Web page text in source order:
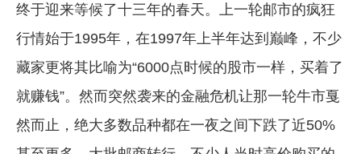
终于迎来等候了十三年的春天。上一轮邮市的疯狂
行情始于1995年，在1997年上半年达到巅峰，不少
藏家更将其比喻为“6000点时候的股市一样，买着了
就赚钱”。然而突然袭来的金融危机让那一轮牛市戛
然而止，绝大多数品种都在一夜之间下跌了近50%